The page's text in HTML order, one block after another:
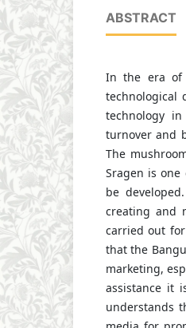
ABSTRACT
In the era of
technological
technology
turnover and
The
Sragen is
be
creating and
carried out
that the
marketing,
assistance it
understands